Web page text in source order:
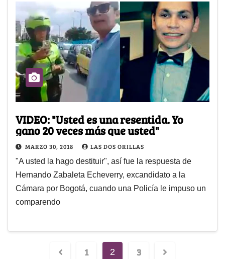
VIDEO: "Usted es una resentida. Yo
gano 20 veces más que usted"
MARZO 30, 2018 LAS DOS ORILLAS
"A usted la hago destituir", así fue la respuesta de
Hernando Zabaleta Echeverry, excandidato a la
Cámara por Bogotá, cuando una Policía le impuso un
comparendo
1 2 3